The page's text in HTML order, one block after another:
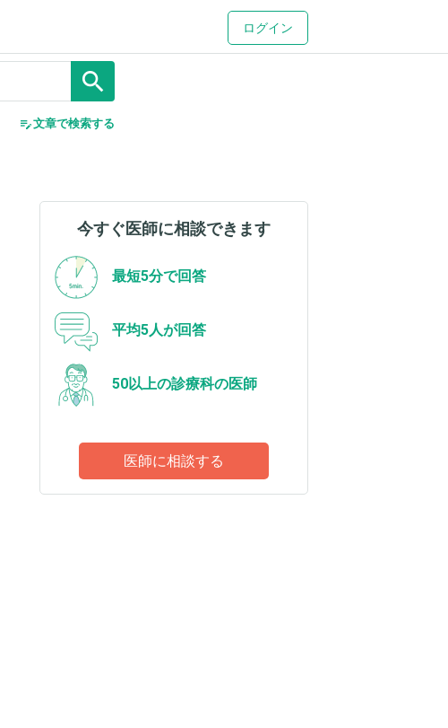
ログイン
search
edit_note文章で検索する
今すぐ医師に相談できます
最短5分で回答
平均5人が回答
50以上の診療科の医師
医師に相談する